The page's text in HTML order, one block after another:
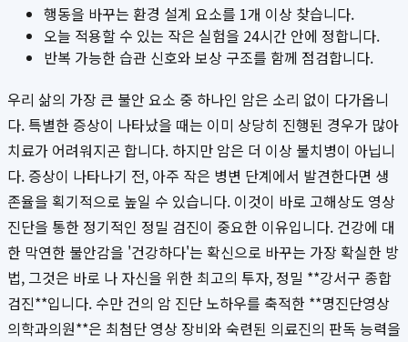
행동을 바꾸는 환경 설계 요소를 1개 이상 찾습니다.
오늘 적용할 수 있는 작은 실험을 24시간 안에 정합니다.
반복 가능한 습관 신호와 보상 구조를 함께 점검합니다.
우리 삶의 가장 큰 불안 요소 중 하나인 암은 소리 없이 다가옵니
다. 특별한 증상이 나타났을 때는 이미 상당히 진행된 경우가 많아
치료가 어려워지곤 합니다. 하지만 암은 더 이상 불치병이 아닙니
다. 증상이 나타나기 전, 아주 작은 병변 단계에서 발견한다면 생
존율을 획기적으로 높일 수 있습니다. 이것이 바로 고해상도 영상
진단을 통한 정기적인 정밀 검진이 중요한 이유입니다. 건강에 대
한 막연한 불안감을 '건강하다'는 확신으로 바꾸는 가장 확실한 방
법, 그것은 바로 나 자신을 위한 최고의 투자, 정밀 **강서구 종합
검진**입니다. 수만 건의 암 진단 노하우를 축적한 **명진단영상
의학과의원**은 최첨단 영상 장비와 숙련된 의료진의 판독 능력을